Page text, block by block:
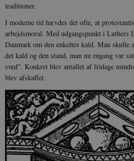
traditioner.
I moderne tid hævdes det ofte, at
arbejdsmoral. Med udgangspunkt i
Danmark om den enkeltes kald. Man skulle
det kald og den stand, man nu engang var
sved". Konkret blev antallet af fridage
blev afskaffet.